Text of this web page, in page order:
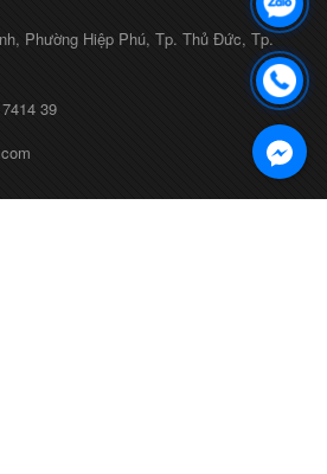
Phường Hiệp Phú, Tp. Thủ Đức, Tp.
39